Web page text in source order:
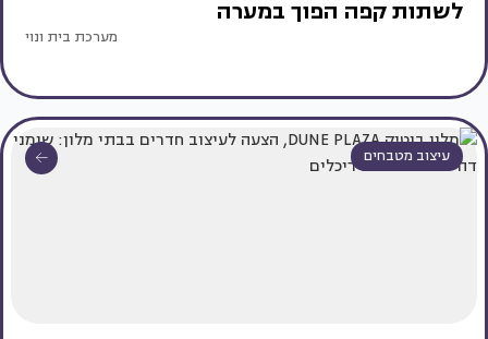
לשתות קפה הפוך במערה
מערכת בית ונוי
עיצוב מטבחים